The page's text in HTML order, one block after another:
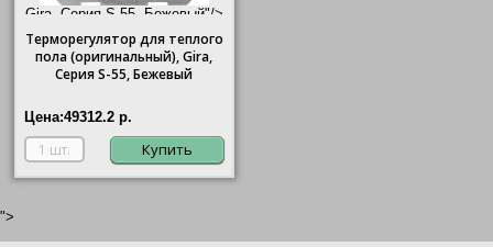
Gira, Серия S-55, Бежевый"/>
Терморегулятор для теплого
пола (оригинальный),Gira,
Серия S-55, Бежевый
Цена:49312.2 р.
Купить
">